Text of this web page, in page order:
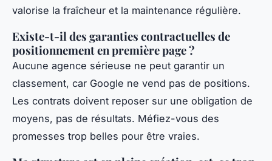
valorise la fraîcheur et la maintenance régulière.
Existe-t-il des garanties contractuelles de
positionnement en première page ?
Aucune agence sérieuse ne peut garantir un
classement, car Google ne vend pas de positions.
Les contrats doivent reposer sur une obligation de
moyens, pas de résultats. Méfiez-vous des
promesses trop belles pour être vraies.